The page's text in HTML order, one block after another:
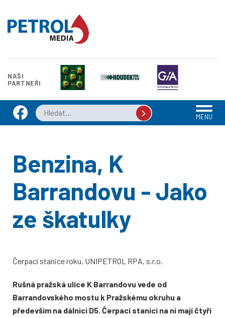
NAŠI
PARTNEŘI
MENU
Benzina, K
Barrandovu - Jako
ze škatulky
Čerpací stanice roku, UNIPETROL RPA, s.r.o.
Rušná pražská ulice K Barrandovu vede od
Barrandovského mostu k Pražskému okruhu a
především na dálnici D5. Čerpací stanici na ní mají čtyři